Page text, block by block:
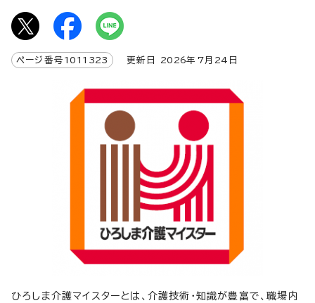
ページ番号 1011323 更新日 2026年7月 24 日
ひろしま介護マイスターとは、介護技術・知識が豊富で、職場内